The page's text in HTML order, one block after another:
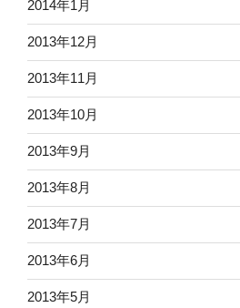
2014年1月
2013年12月
2013年11月
2013年10月
2013年9月
2013年8月
2013年7月
2013年6月
2013年5月